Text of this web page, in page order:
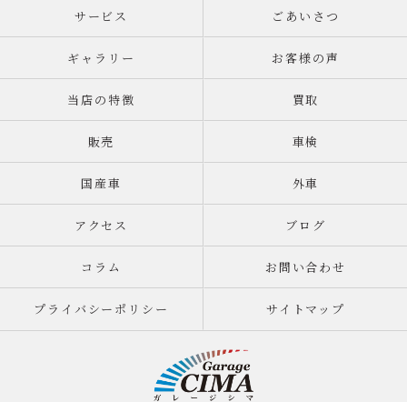
サービス ごあいさつ
ギャラリー お客様の声
当店の特徴 買取
販売 車検
国産車 外車
アクセス ブログ
コラム お問い合わせ
プライバシーポリシー サイトマップ